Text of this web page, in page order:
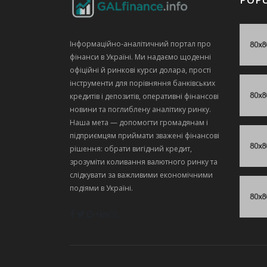
Інформаційно‑аналітичний портал про
фінанси в Україні. Ми надаємо щоденні
офіційні й ринкові курси долара, прості
інструменти для порівняння банківських
кредитів і депозитів, оперативні фінансові
новини та поглиблену аналітику ринку.
Наша мета — допомогти громадянам і
підприємцям приймати зважені фінансові
рішення: обрати вигідний кредит,
зрозуміти коливання валютного ринку та
слідкувати за важливими економічними
подіями в Україні.